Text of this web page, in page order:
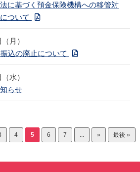
に基づく預金保険機構への移管対
ついて
月）
込の廃止について
水）
らせ
4 5 6 7 ... » 最後 »